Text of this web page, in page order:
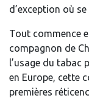
d’exception où
Tout commence
compagnon de
l’usage du tabac
en Europe, cette
premières